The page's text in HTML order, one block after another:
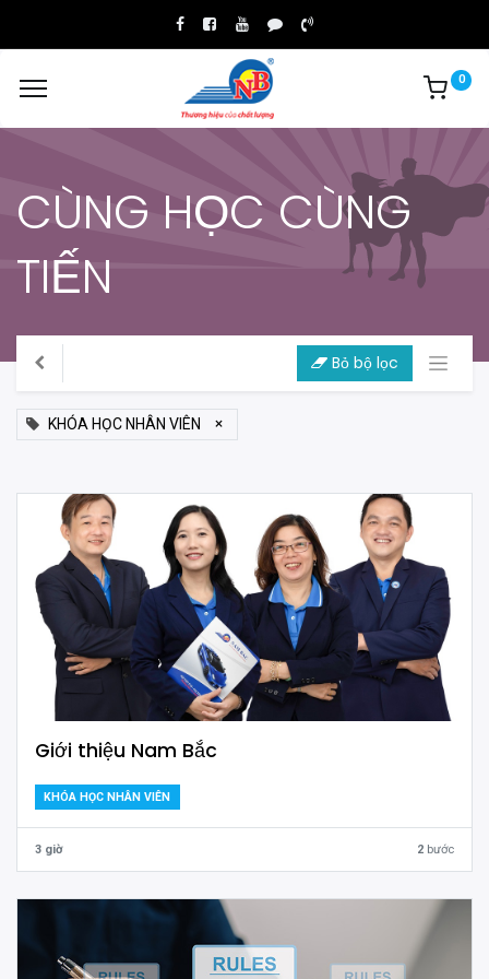
0
CÙNG HỌC CÙNG
TIẾN
Bỏ bộ lọc
KHÓA HỌC NHÂN VIÊN ×
Giới thiệu Nam Bắc
KHÓA HỌC NHÂN VIÊN
3 giờ 2 bước